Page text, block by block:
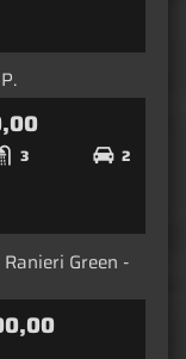
3 2
Green -